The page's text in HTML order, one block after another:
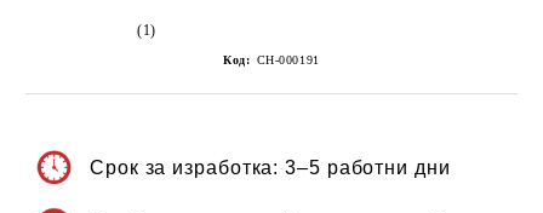
(1)
Код: CH-000191
Срок за изработка: 3–5 работни дни